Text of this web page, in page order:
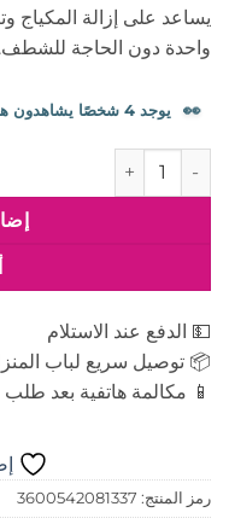
يساعد على إزالة المكياج
واحدة دون الحاجة للشطف.
👀 يوجد 4 شخصًا يشاهدون هذا المنتج الآن.
كمية جارنيه ماء ميسيلار للبشرة
💵 الدفع عند الاستلام
📦 توصيل سريع لباب
📱 مكالمة هاتفية بعد طلب
رمز المنتج: 3600542081337